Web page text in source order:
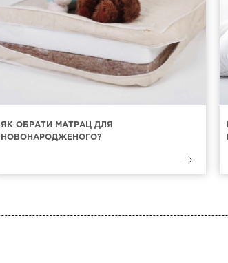
ЯК ОБРАТИ МАТРАЦ ДЛЯ
НОВОНАРОДЖЕНОГО?